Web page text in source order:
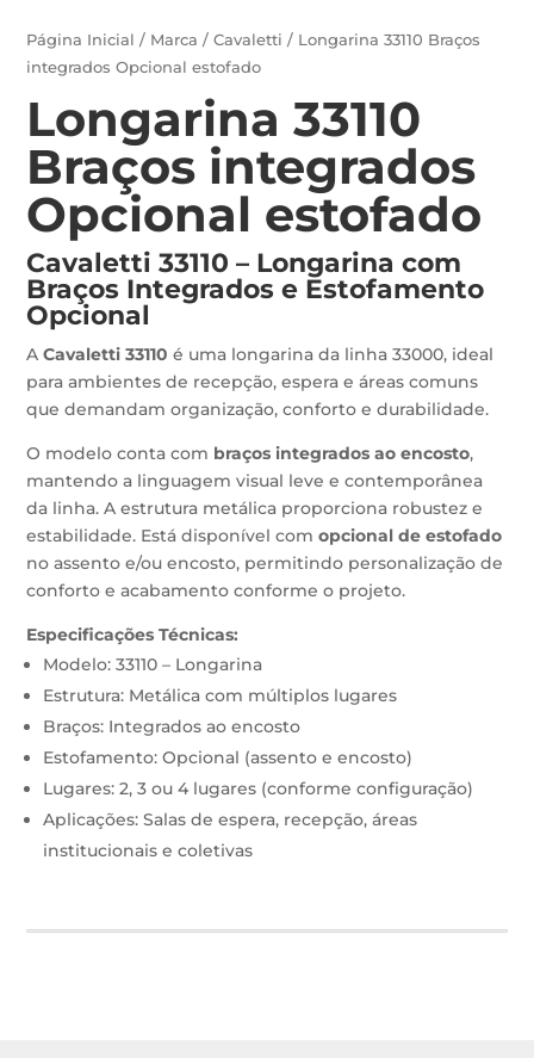
Página Inicial / Marca /Cavaletti / Longarina 33110 Braços
integrados Opcional estofado
Longarina 33110
Braços integrados
Opcional estofado
Cavaletti 33110 – Longarina com
Braços Integrados e Estofamento
Opcional
ACavaletti 33110 é uma longarina da linha 33000, ideal
para ambientes de recepção, espera e áreas comuns
que demandam organização, conforto e durabilidade.
O modelo conta com braços integrados ao encosto,
mantendo a linguagem visual leve e contemporânea
da linha. A estrutura metálica proporciona robustez e
estabilidade. Está disponível comopcional de estofado
no assento e/ou encosto, permitindo personalização de
conforto e acabamento conforme o projeto.
Especificações Técnicas:
Modelo: 33110 – Longarina
Estrutura: Metálica com múltiplos lugares
Braços: Integrados ao encosto
Estofamento: Opcional (assento e encosto)
Lugares: 2, 3 ou 4 lugares (conforme configuração)
Aplicações: Salas de espera, recepção, áreas
institucionais e coletivas